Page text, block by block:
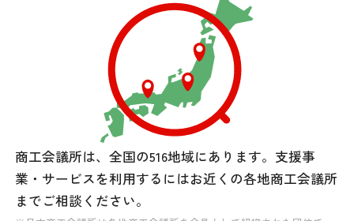
商工会議所は、全国の516地域にあります。 支援事
業・サービスを利用するにはお近くの各地商工会議所
までご相談ください。